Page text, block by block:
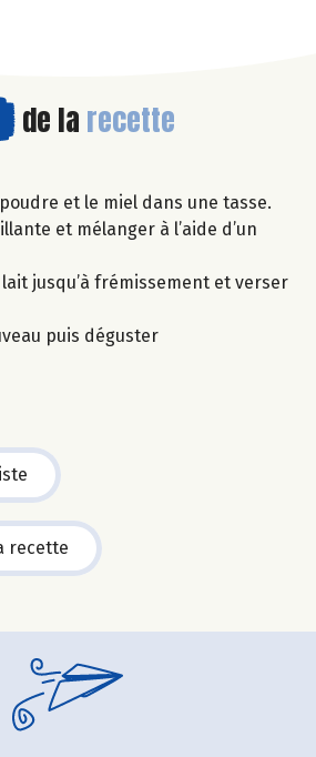
de la recette
et le miel dans une tasse.
et mélanger à l’aide d’un
jusqu’à frémissement et verser
puis déguster
recette